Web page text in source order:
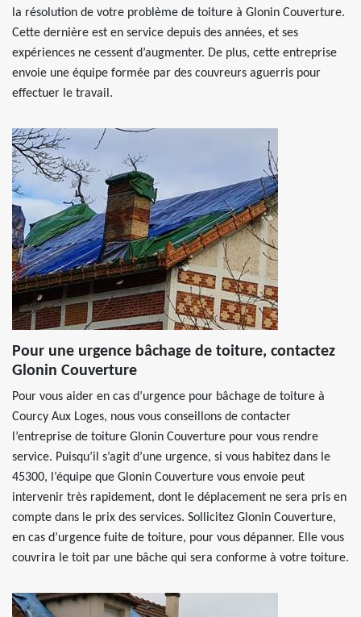
la résolution de votre problème de toiture à Glonin Couverture.
Cette dernière est en service depuis des années, et ses
expériences ne cessent d’augmenter. De plus, cette entreprise
envoie une équipe formée par des couvreurs aguerris pour
effectuer le travail.
Pour une urgence bâchage de toiture, contactez
Glonin Couverture
Pour vous aider en cas d’urgence pour bâchage de toiture à
Courcy Aux Loges, nous vous conseillons de contacter
l’entreprise de toiture Glonin Couverture pour vous rendre
service. Puisqu’il s’agit d’une urgence, si vous habitez dans le
45300, l’équipe que Glonin Couverture vous envoie peut
intervenir très rapidement, dont le déplacement ne sera pris en
compte dans le prix des services. Sollicitez Glonin Couverture,
en cas d’urgence fuite de toiture, pour vous dépanner. Elle vous
couvrira le toit par une bâche qui sera conforme à votre toiture.